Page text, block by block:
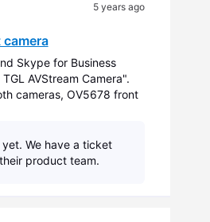
5 years ago
Skype for Business
AVStream Camera".
cameras, OV5678 front
We have a ticket
product team.